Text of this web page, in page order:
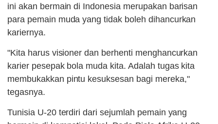
ini akan bermain di Indonesia merupakan barisan
para pemain muda yang tidak boleh dihancurkan
kariernya.
"Kita harus visioner dan berhenti menghancurkan
karier pesepak bola muda kita. Adalah tugas kita
membukakkan pintu kesuksesan bagi mereka,"
tegasnya.
Tunisia U-20 terdiri dari sejumlah pemain yang